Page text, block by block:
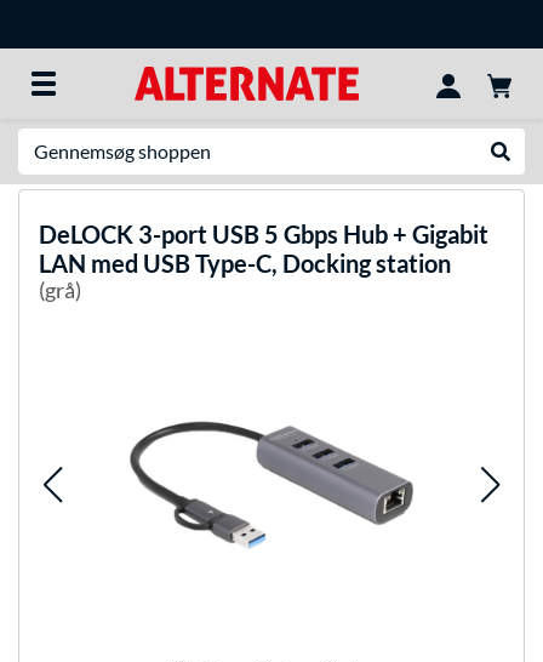
DeLOCK 3-port USB 5 Gbps Hub + Gigabit
LAN med USB Type-C, Docking station
(grå)